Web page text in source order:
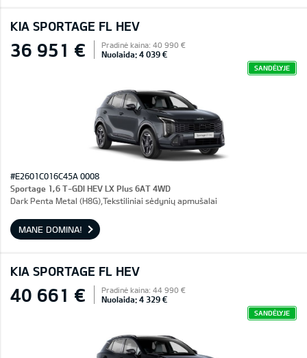
KIA SPORTAGE FL HEV
36 951 € Pradinė kaina: 40 990 €
Nuolaida: 4 039 €
SANDĖLYJE
#E2601C016C45A 0008
Sportage 1,6 T-GDI HEV LX Plus 6AT 4WD
Dark Penta Metal (H8G),Tekstiliniai sėdynių apmušalai
MANE DOMINA!
KIA SPORTAGE FL HEV
40 661 € Pradinė kaina: 44 990 €
Nuolaida: 4 329 €
SANDĖLYJE